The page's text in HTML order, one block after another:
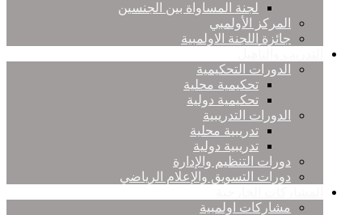
لجنة المساواة بين الجنسين
المركز الأولمبي
جائزة اللجنة الاولمبية
الدورات التحكيمية
تحكيمية محلية
تحكيمية دولية
الدورات التدريبية
تدريبية محلية
تدريبية دولية
دورات التنظيم والإدارة
دورات التسويق والإعلام الرياضي
مشاركات اولمبية